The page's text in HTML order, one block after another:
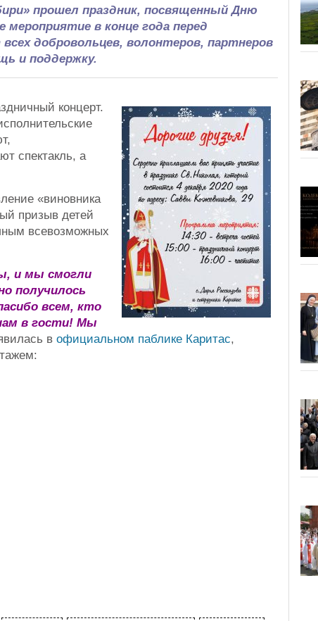
прошел праздник, посвященный Дню
в конце года перед
добровольцев, волонтеров, партнеров
и поддержку.
концерт.
спектакль, а
«виновника
призыв детей
всевозможных
и мы смогли
получилось
всем, кто
в гости! Мы
в официальном паблике Каритас,